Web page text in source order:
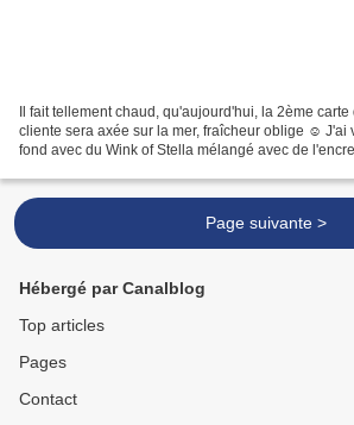
Il fait tellement chaud, qu'aujourd'hui, la 2ème carte
cliente sera axée sur la mer, fraîcheur oblige ☺ J'ai
fond avec du Wink of Stella mélangé avec de
Page suivante >
Hébergé par Canalblog
Top articles
Pages
Contact